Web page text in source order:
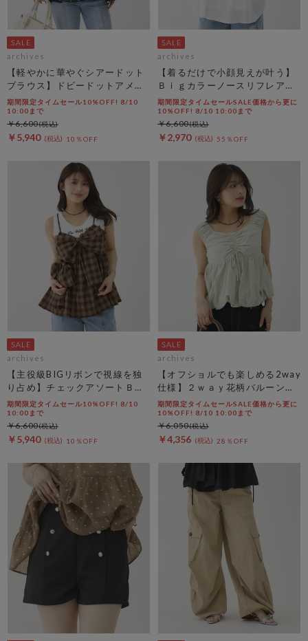
archives
【軽やかに華やぐシアードット
ブラウス】ドビードットアメス
リティアードブラウス
期間限定タイムセール10%OFF! 8/10
10:00まで
￥5,940 10％OFF
￥6,600
archives
【着るだけで小顔見えが叶う】
Ｂｉｇカラーノースリフレアブ
ラウス
期間限定タイムセールSALE価格から更に
10%OFF! 8/10 10:00まで
￥2,970 55％OFF
￥6,600
archives
【主役級BIGリボンで視線を独
り占め】チェックアソートＢＩ
Ｇリボンキャミビスチェ
期間限定タイムセール10%OFF! 8/10
10:00まで
￥5,940 10％OFF
￥6,600
archives
【オフショルでも楽しめる2way
仕様】２ｗａｙ花柄バルーンペ
プラムブラウス
期間限定タイムセールSALE価格から更に
10%OFF! 8/10 10:00まで
￥4,356 28％OFF
￥6,050